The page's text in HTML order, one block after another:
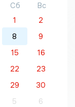
Сб
Вс
1
2
8
9
15
16
22
23
29
30
5 6